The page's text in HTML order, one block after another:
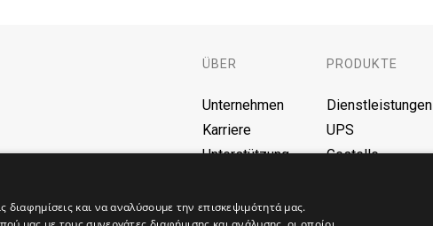
ÜBER
Unternehmen
Karriere
Unterstützung
Blog
PRODUKTE
Dienstleistungen
UPS
Gestelle
και να αναλύσουμε την επισκεψιμότητά μας.